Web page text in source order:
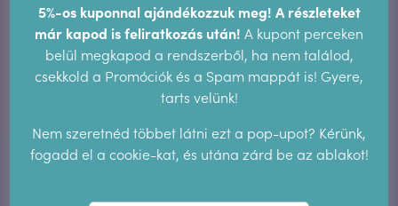
Egyszer csak érzed, ahogy folyik belőled a vér
– Ciklusnaplók 2.
5%-os kuponnal ajándékozzuk meg! A részleteket
már kapod is feliratkozás után! A kupont perceken
belül megkapod a rendszerből, ha nem találod,
csekkold a Promóciók és a Spam mappát is! Gyere,
tarts velünk!
Nem szeretnéd többet látni ezt a pop-upot? Kérünk,
fogadd el a cookie-kat, és utána zárd be az ablakot!